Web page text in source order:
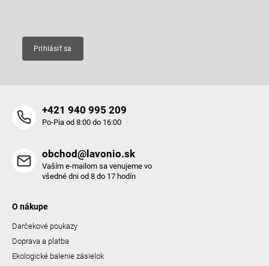
Prihlásiť sa
+421 940 995 209
Po-Pia od 8:00 do 16:00
obchod@lavonio.sk
Vaším e-mailom sa venujeme vo
všedné dni od 8 do 17 hodín
O nákupe
Darčekové poukazy
Doprava a platba
Ekologické balenie zásielok